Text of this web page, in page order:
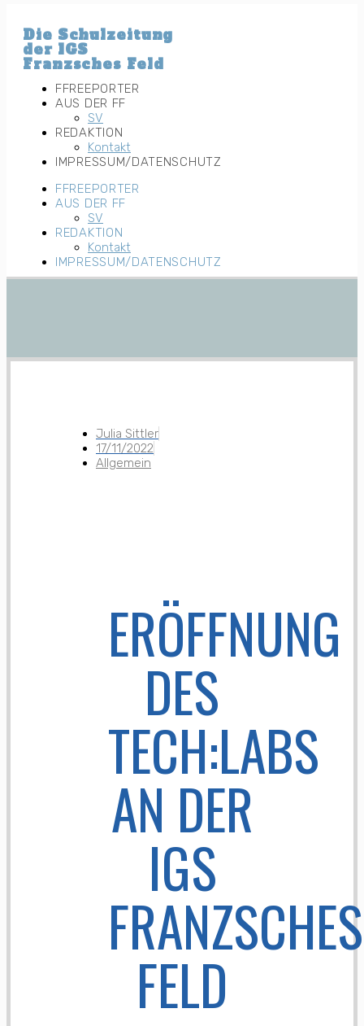
Inhalt
wechseln
Die Schulzeitung
der IGS
Franzsches Feld
FFREEPORTER
AUS DER FF
SV
REDAKTION
Kontakt
IMPRESSUM/DATENSCHUTZ
FFREEPORTER
AUS DER FF
SV
REDAKTION
Kontakt
IMPRESSUM/DATENSCHUTZ
Julia Sittler
17/11/2022
Allgemein
ERÖFFNUNG
DES
TECH:LABS
AN DER
IGS
FRANZSCHES
FELD